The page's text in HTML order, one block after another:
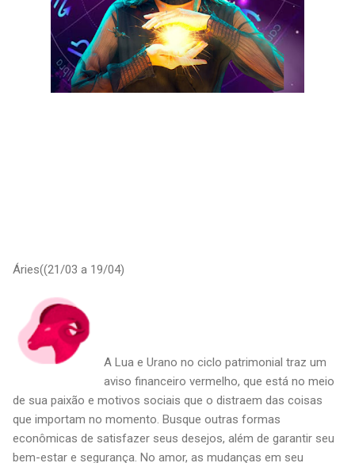
Áries((21/03 a 19/04)
A Lua e Urano no ciclo patrimonial traz um
aviso financeiro vermelho, que está no meio
de sua paixão e motivos sociais que o distraem das coisas
que importam no momento. Busque outras formas
econômicas de satisfazer seus desejos, além de garantir seu
bem-estar e segurança. No amor, as mudanças em seu